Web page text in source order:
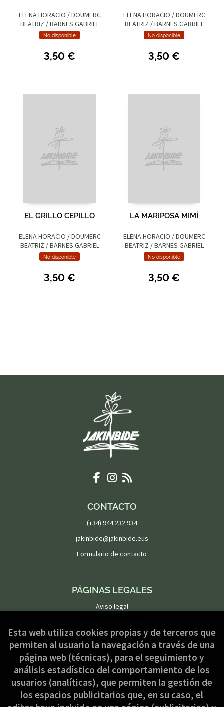
ELENA HORACIO / DOUMERC
BEATRIZ / BARNES GABRIEL
No disponible
3,50 €
ELENA HORACIO / DOUMERC
BEATRIZ / BARNES GABRIEL
No disponible
3,50 €
EL GRILLO CEPILLO
ELENA HORACIO / DOUMERC
BEATRIZ / BARNES GABRIEL
No disponible
3,50 €
LA MARIPOSA MIMÍ
ELENA HORACIO / DOUMERC
BEATRIZ / BARNES GABRIEL
No disponible
3,50 €
CONTACTO
(+34) 944 232 934
jakinbide@jakinbide.eus
Formulario de contacto
PÁGINAS LEGALES
Aviso legal
Política de privacidad
Política de Cookies
ATENCIÓN AL CLIENTE
Esta web utiliza cookies propias y de terceros que
permiten al usuario la navegación a través de una
página web (técnicas), para el seguimiento y
análisis estadístico del comportamiento de los
usuarios (analíticas), que permiten la gestión de
los espacios publicitarios que, en su caso, el